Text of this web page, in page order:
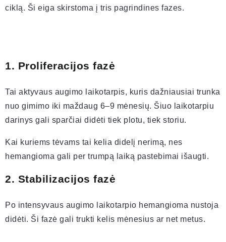
ciklą. Ši eiga skirstoma į tris pagrindines fazes.
1. Proliferacijos fazė
Tai aktyvaus augimo laikotarpis, kuris dažniausiai trunka
nuo gimimo iki maždaug 6–9 mėnesių. Šiuo laikotarpiu
darinys gali sparčiai didėti tiek plotu, tiek storiu.
Kai kuriems tėvams tai kelia didelį nerimą, nes
hemangioma gali per trumpą laiką pastebimai išaugti.
2. Stabilizacijos fazė
Po intensyvaus augimo laikotarpio hemangioma nustoja
didėti. Ši fazė gali trukti kelis mėnesius ar net metus.